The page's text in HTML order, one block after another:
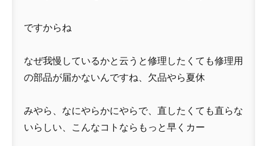
ですからね
なぜ我慢しているかと云うと修理したくても修理用
の部品が届かないんですね、欠品やら夏休
みやら、なにやらかにやらで、直したくても直らな
いらしい、こんなコトならもっと早くカー